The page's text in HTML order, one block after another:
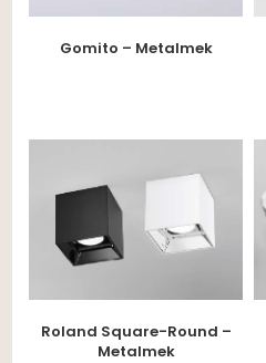
Gomito – Metalmek
Roland Square-Round –
Metalmek